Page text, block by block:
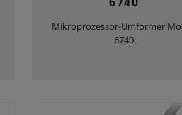
Mikroprozessor-Umformer
6740